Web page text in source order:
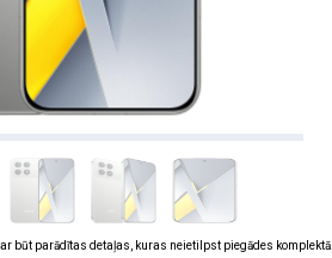
būt parādītas detaļas, kuras neietilpst piegādes komplektā.